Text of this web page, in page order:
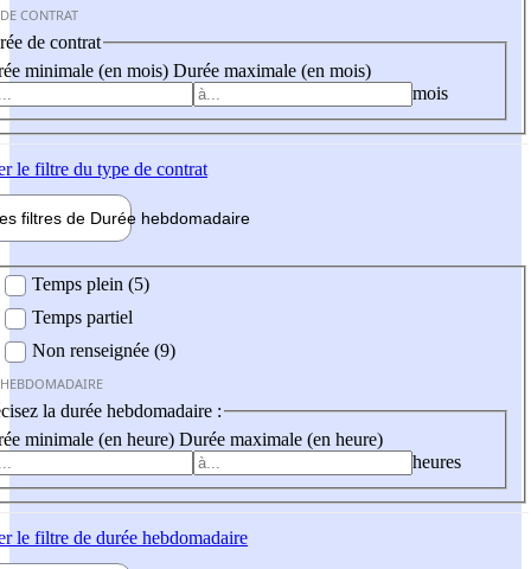
CONTRAT
de contrat
minimale (en mois) Durée maximale (en mois)
mois
le filtre du type de contrat
filtres de Durée hebdomadaire
Temps plein (5)
Temps partiel
Non renseignée (9)
la durée hebdomadaire :
minimale (en heure) Durée maximale (en heure)
heures
le filtre de durée hebdomadaire